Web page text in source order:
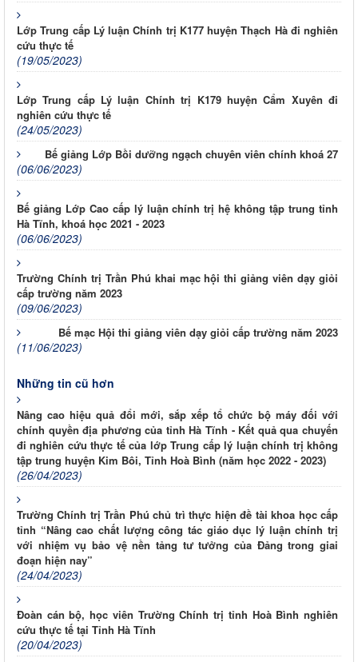
Lớp Trung cấp Lý luận Chính trị K177 huyện Thạch Hà đi nghiên
cứu thực tế
(19/05/2023)
Lớp Trung cấp Lý luận Chính trị K179 huyện Cẩm Xuyên đi
nghiên cứu thực tế
(24/05/2023)
Bế giảng Lớp Bồi dưỡng ngạch chuyên viên chính khoá 27
(06/06/2023)
Bế giảng Lớp Cao cấp lý luận chính trị hệ không tập trung tỉnh
Hà Tĩnh, khoá học 2021 - 2023
(06/06/2023)
Trường Chính trị Trần Phú khai mạc hội thi giảng viên dạy giỏi
cấp trường năm 2023
(09/06/2023)
Bế mạc Hội thi giảng viên dạy giỏi cấp trường năm 2023
(11/06/2023)
Những tin cũ hơn
Nâng cao hiệu quả đổi mới, sắp xếp tổ chức bộ máy đối với
chính quyền địa phương của tỉnh Hà Tĩnh - Kết quả qua chuyến
đi nghiên cứu thực tế của lớp Trung cấp lý luận chính trị không
tập trung huyện Kim Bôi, Tỉnh Hoà Bình (năm học 2022 - 2023)
(26/04/2023)
Trường Chính trị Trần Phú chủ trì thực hiện đề tài khoa học cấp
tỉnh “Nâng cao chất lượng công tác giáo dục lý luận chính trị
với nhiệm vụ bảo vệ nền tảng tư tưởng của Đảng trong giai
đoạn hiện nay”
(24/04/2023)
Đoàn cán bộ, học viên Trường Chính trị tỉnh Hoà Bình nghiên
cứu thực tế tại Tỉnh Hà Tĩnh
(20/04/2023)